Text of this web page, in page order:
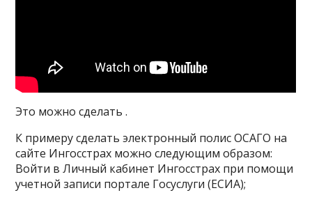
Это можно сделать .
К примеру сделать электронный полис ОСАГО на
сайте Ингосстрах можно следующим образом:
Войти в Личный кабинет Ингосстрах при помощи
учетной записи портале Госуслуги (ЕСИА);